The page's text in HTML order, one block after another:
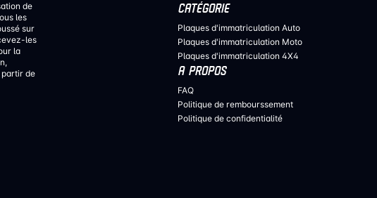
de
les
sur
les
la
partir de
CATÉGORIE
Plaques d'immatriculation Auto
Plaques d'immatriculation Moto
Plaques d'immatriculation 4X4
A PROPOS
FAQ
Politique de rembourssement
Politique de confidentialité